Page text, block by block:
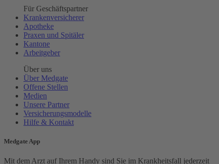
Für Geschäftspartner
Krankenversicherer
Apotheke
Praxen und Spitäler
Kantone
Arbeitgeber
Über uns
Über Medgate
Offene Stellen
Medien
Unsere Partner
Versicherungsmodelle
Hilfe & Kontakt
Medgate App
Mit dem Arzt auf Ihrem Handy sind Sie im Krankheitsfall jederzeit